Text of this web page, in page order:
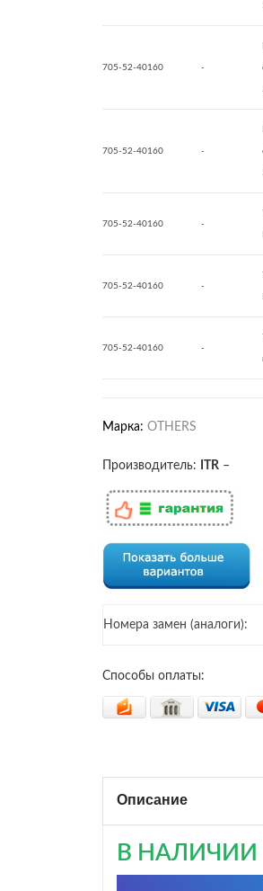
705-52-40160 -
705-52-40160 -
705-52-40160 -
705-52-40160 -
705-52-40160 -
Марка: OTHERS
Производитель: ITR –
Номера замен (аналоги):
Способы оплаты:
Описание
В НАЛИЧИИ